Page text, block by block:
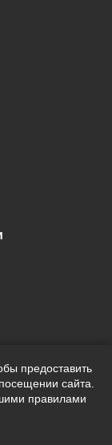
предоставить
сайта.
правилами